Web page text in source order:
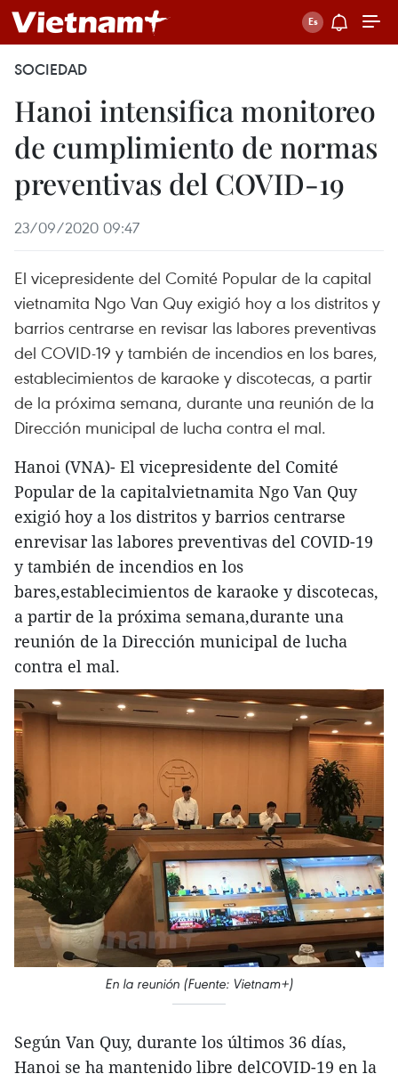
SOCIEDAD
Hanoi intensifica monitoreo
de cumplimiento de normas
preventivas del COVID-19
23/09/2020 09:47
El vicepresidente del Comité Popular de la capital
vietnamita Ngo Van Quy exigió hoy a los distritos y
barrios centrarse en revisar las labores preventivas
del COVID-19 y también de incendios en los bares,
establecimientos de karaoke y discotecas, a partir
de la próxima semana, durante una reunión de la
Dirección municipal de lucha contra el mal.
Hanoi (VNA)- El vicepresidente del Comité
Popular de la capitalvietnamita Ngo Van Quy
exigió hoy a los distritos y barrios centrarse
enrevisar las labores preventivas del COVID-19
y también de incendios en los
bares,establecimientos de karaoke y discotecas,
a partir de la próxima semana,durante una
reunión de la Dirección municipal de lucha
contra el mal.
En la reunión (Fuente: Vietnam+)
Según Van Quy, durante los últimos 36 días,
Hanoi se ha mantenido libre delCOVID-19 en la